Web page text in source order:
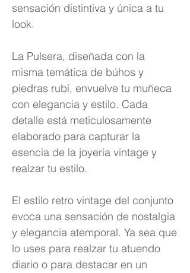
sensación distintiva y única a tu
look.
La Pulsera, diseñada con la
misma temática de búhos y
piedras rubí, envuelve tu muñeca
con elegancia y estilo. Cada
detalle está meticulosamente
elaborado para capturar la
esencia de la joyería vintage y
realzar tu estilo.
El estilo retro vintage del conjunto
evoca una sensación de nostalgia
y elegancia atemporal. Ya sea que
lo uses para realzar tu atuendo
diario o para destacar en un